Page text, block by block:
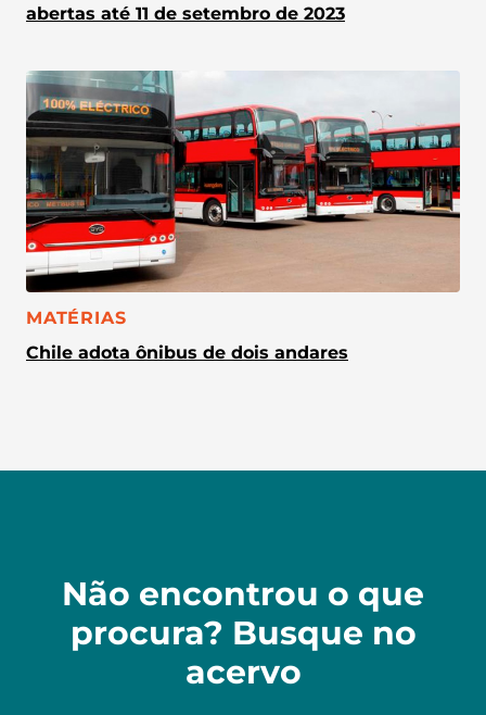
abertas até 11 de setembro de 2023
CATEGORIA:
MATÉRIAS
Chile adota ônibus de dois andares
Não encontrou o que
procura? Busque no
acervo